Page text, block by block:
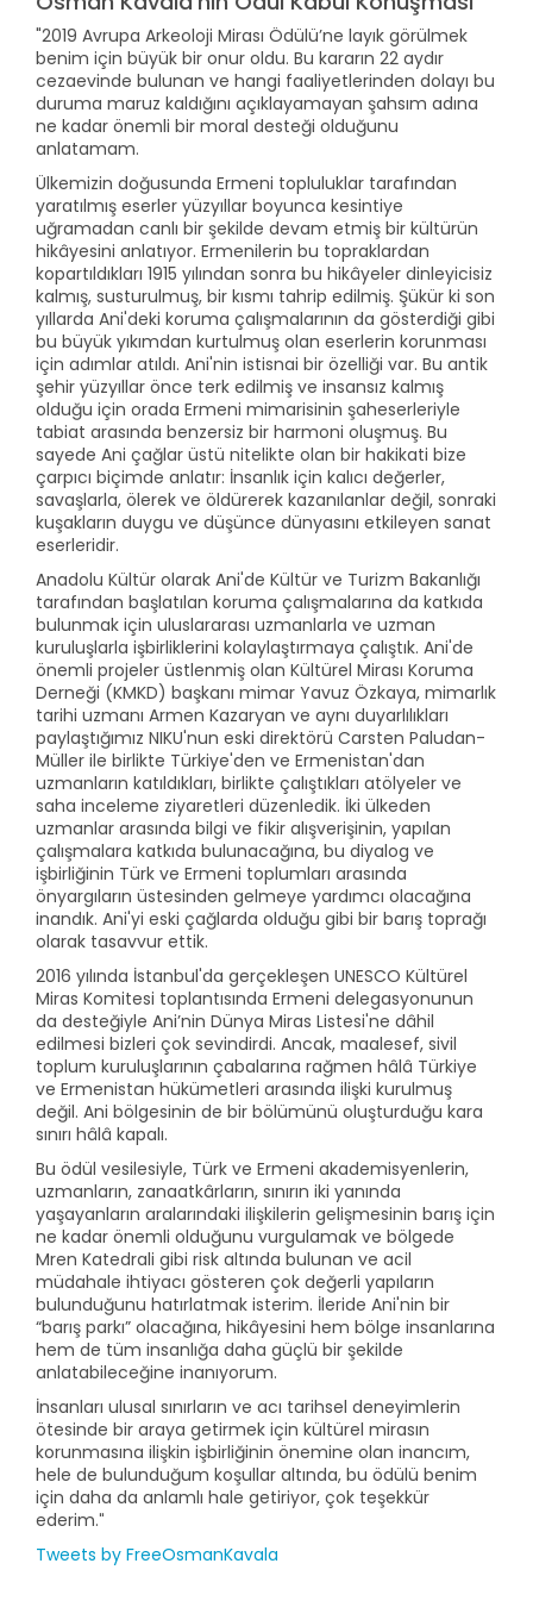
"2019 Avrupa Arkeoloji Mirası Ödülü’ne layık görülmek
benim için büyük bir onur oldu. Bu kararın 22 aydır
cezaevinde bulunan ve hangi faaliyetlerinden dolayı bu
duruma maruz kaldığını açıklayamayan şahsım adına
ne kadar önemli bir moral desteği olduğunu
anlatamam.
Ülkemizin doğusunda Ermeni topluluklar tarafından
yaratılmış eserler yüzyıllar boyunca kesintiye
uğramadan canlı bir şekilde devam etmiş bir kültürün
hikâyesini anlatıyor. Ermenilerin bu topraklardan
kopartıldıkları 1915 yılından sonra bu hikâyeler dinleyicisiz
kalmış, susturulmuş, bir kısmı tahrip edilmiş. Şükür ki son
yıllarda Ani'deki koruma çalışmalarının da gösterdiği gibi
bu büyük yıkımdan kurtulmuş olan eserlerin korunması
için adımlar atıldı. Ani'nin istisnai bir özelliği var. Bu antik
şehir yüzyıllar önce terk edilmiş ve insansız kalmış
olduğu için orada Ermeni mimarisinin şaheserleriyle
tabiat arasında benzersiz bir harmoni oluşmuş. Bu
sayede Ani çağlar üstü nitelikte olan bir hakikati bize
çarpıcı biçimde anlatır: İnsanlık için kalıcı değerler,
savaşlarla, ölerek ve öldürerek kazanılanlar değil, sonraki
kuşakların duygu ve düşünce dünyasını etkileyen sanat
eserleridir.
Anadolu Kültür olarak Ani'de Kültür ve Turizm Bakanlığı
tarafından başlatılan koruma çalışmalarına da katkıda
bulunmak için uluslararası uzmanlarla ve uzman
kuruluşlarla işbirliklerini kolaylaştırmaya çalıştık. Ani'de
önemli projeler üstlenmiş olan Kültürel Mirası Koruma
Derneği (KMKD) başkanı mimar Yavuz Özkaya, mimarlık
tarihi uzmanı Armen Kazaryan ve aynı duyarlılıkları
paylaştığımız NIKU'nun eski direktörü Carsten Paludan-
Müller ile birlikte Türkiye'den ve Ermenistan'dan
uzmanların katıldıkları, birlikte çalıştıkları atölyeler ve
saha inceleme ziyaretleri düzenledik. İki ülkeden
uzmanlar arasında bilgi ve fikir alışverişinin, yapılan
çalışmalara katkıda bulunacağına, bu diyalog ve
işbirliğinin Türk ve Ermeni toplumları arasında
önyargıların üstesinden gelmeye yardımcı olacağına
inandık. Ani'yi eski çağlarda olduğu gibi bir barış toprağı
olarak tasavvur ettik.
2016 yılında İstanbul'da gerçekleşen UNESCO Kültürel
Miras Komitesi toplantısında Ermeni delegasyonunun
da desteğiyle Ani’nin Dünya Miras Listesi'ne dâhil
edilmesi bizleri çok sevindirdi. Ancak, maalesef, sivil
toplum kuruluşlarının çabalarına rağmen hâlâ Türkiye
ve Ermenistan hükümetleri arasında ilişki kurulmuş
değil. Ani bölgesinin de bir bölümünü oluşturduğu kara
sınırı hâlâ kapalı.
Bu ödül vesilesiyle, Türk ve Ermeni akademisyenlerin,
uzmanların, zanaatkârların, sınırın iki yanında
yaşayanların aralarındaki ilişkilerin gelişmesinin barış için
ne kadar önemli olduğunu vurgulamak ve bölgede
Mren Katedrali gibi risk altında bulunan ve acil
müdahale ihtiyacı gösteren çok değerli yapıların
bulunduğunu hatırlatmak isterim. İleride Ani'nin bir
“barış parkı” olacağına, hikâyesini hem bölge insanlarına
hem de tüm insanlığa daha güçlü bir şekilde
anlatabileceğine inanıyorum.
İnsanları ulusal sınırların ve acı tarihsel deneyimlerin
ötesinde bir araya getirmek için kültürel mirasın
korunmasına ilişkin işbirliğinin önemine olan inancım,
hele de bulunduğum koşullar altında, bu ödülü benim
için daha da anlamlı hale getiriyor, çok teşekkür
ederim."
Tweets by FreeOsmanKavala